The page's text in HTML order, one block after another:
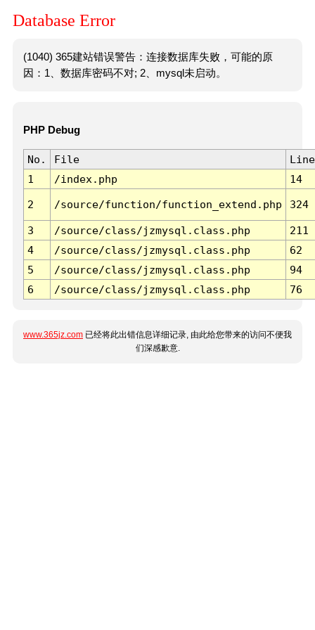
Database Error
(1040) 365建站错误警告：连接数据库失败，可能的原
因：1、数据库密码不对; 2、mysql未启动。
PHP Debug
No. File
Line
1
/index.php 14
2 /source/function/function_extend.php 324
3 /source/class/jzmysql.class.php
211
4
/source/class/jzmysql.class.php
62
5
/source/class/jzmysql.class.php
94
6
/source/class/jzmysql.class.php 76
www.365jz.com 已经将此出错信息详细记录, 由此给您带来的访问不便我
们深感歉意.